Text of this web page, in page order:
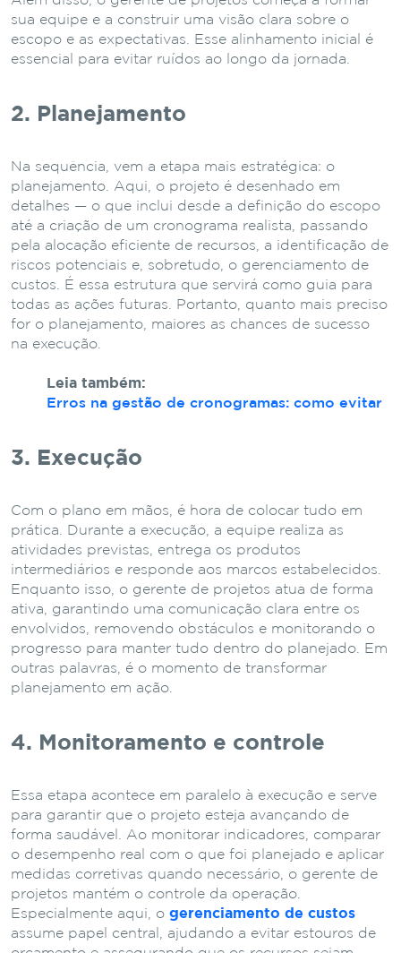
sua equipe e a construir uma visão clara sobre o
escopo e as expectativas. Esse alinhamento inicial é
essencial para evitar ruídos ao longo da jornada.
2. Planejamento
Na sequência, vem a etapa mais estratégica: o
planejamento. Aqui, o projeto é desenhado em
detalhes — o que inclui desde a definição do escopo
até a criação de um cronograma realista, passando
pela alocação eficiente de recursos, a identificação de
riscos potenciais e, sobretudo, o gerenciamento de
custos. É essa estrutura que servirá como guia para
todas as ações futuras. Portanto, quanto mais preciso
for o planejamento, maiores as chances de sucesso
na execução.
Leia também:
Erros na gestão de cronogramas: como evitar
3. Execução
Com o plano em mãos, é hora de colocar tudo em
prática. Durante a execução, a equipe realiza as
atividades previstas, entrega os produtos
intermediários e responde aos marcos estabelecidos.
Enquanto isso, o gerente de projetos atua de forma
ativa, garantindo uma comunicação clara entre os
envolvidos, removendo obstáculos e monitorando o
progresso para manter tudo dentro do planejado. Em
outras palavras, é o momento de transformar
planejamento em ação.
4. Monitoramento e controle
Essa etapa acontece em paralelo à execução e serve
para garantir que o projeto esteja avançando de
forma saudável. Ao monitorar indicadores, comparar
o desempenho real com o que foi planejado e aplicar
medidas corretivas quando necessário, o gerente de
projetos mantém o controle da operação.
Especialmente aqui, o gerenciamento de custos
assume papel central, ajudando a evitar estouros de